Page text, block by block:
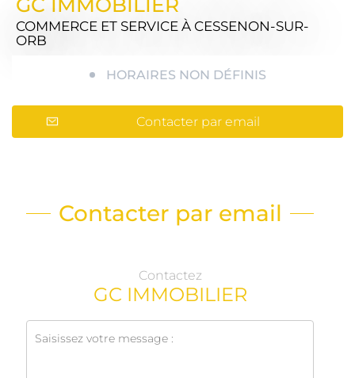
COMMERCE ET SERVICE À CESSENON-SUR-
ORB
HORAIRES NON DÉFINIS
Contacter par email
Contacter par email
Contactez
GC IMMOBILIER